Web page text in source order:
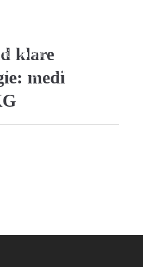
mehr
sogar 3.000.
klare
medi